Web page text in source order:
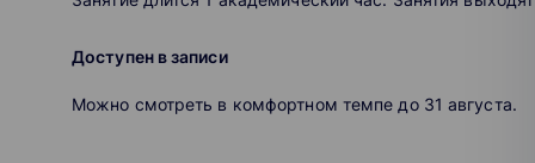
Доступен в записи
Можно смотреть в комфортном темпе до 31 августа.